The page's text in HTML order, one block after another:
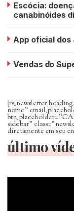
Escócia:
canabinóides
App oficial dos
Vendas do
[rs_newsletter
nome”
sidebar”
diretamente em seu
último
Tocador